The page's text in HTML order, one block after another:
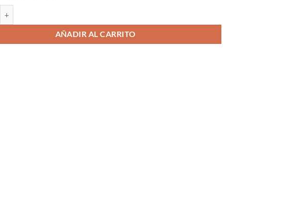
AÑADIR AL CARRITO